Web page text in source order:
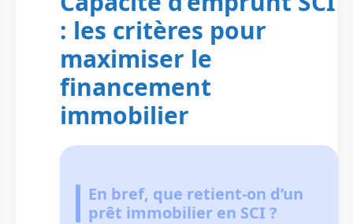
: les critères pour
maximiser le
financement
immobilier
En bref, que retient-on d’un
prêt immobilier en SCI ?